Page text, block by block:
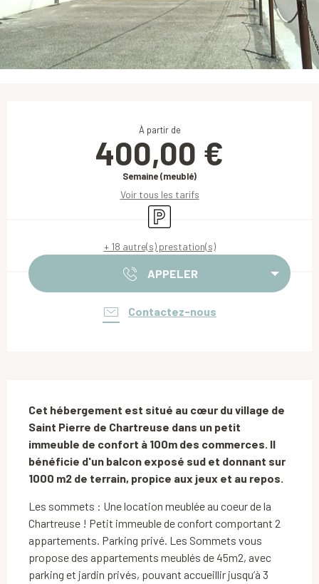
À partir de
400,00 €
Semaine (meublé)
Voir tous les tarifs
Parking
+ 18 autre(s) prestation(s)
APPELER
Contactez-nous
Cet hébergement est situé au cœur du village de
Saint Pierre de Chartreuse dans un petit
immeuble de confort à 100m des commerces. Il
bénéficie d'un balcon exposé sud et donnant sur
1000 m2 de terrain, propice aux jeux et au repos.
Les sommets : Une location meublée au coeur de la
Chartreuse ! Petit immeuble de confort comportant 2
appartements. Parking privé. Les Sommets vous
propose des appartements meublés de 45m2, avec
parking et jardin privés, pouvant accueillir jusqu’à 3